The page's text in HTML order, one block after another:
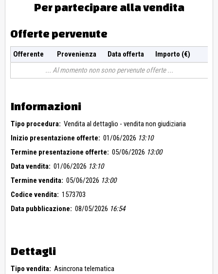
Per partecipare alla vendita
Offerte pervenute
Offerente Provenienza Data offerta
Importo (€)
Al momento non sono pervenute offerte
Informazioni
Tipo procedura: Vendita al dettaglio - vendita non giudiziaria
Inizio presentazione offerte: 01/06/2026 13:10
Termine presentazione offerte: 05/06/2026 13:00
Data vendita: 01/06/2026 13:10
Termine vendita: 05/06/2026 13:00
Codice vendita: 1573703
Data pubblicazione: 08/05/2026 16:54
Dettagli
Tipo vendita: Asincrona telematica